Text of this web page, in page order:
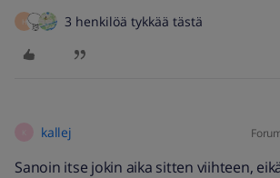
H 3 henkilöä tykkää tästä
kallej
Sanoin itse jokin aika sitten viihteen,